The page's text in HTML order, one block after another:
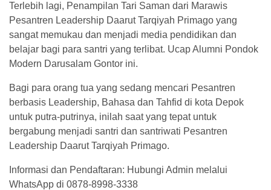
Terlebih lagi, Penampilan Tari Saman dari Marawis
Pesantren Leadership Daarut Tarqiyah Primago yang
sangat memukau dan menjadi media pendidikan dan
belajar bagi para santri yang terlibat. Ucap Alumni Pondok
Modern Darusalam Gontor ini.
Bagi para orang tua yang sedang mencari Pesantren
berbasis Leadership, Bahasa dan Tahfid di kota Depok
untuk putra-putrinya, inilah saat yang tepat untuk
bergabung menjadi santri dan santriwati Pesantren
Leadership Daarut Tarqiyah Primago.
Informasi dan Pendaftaran: Hubungi Admin melalui
WhatsApp di 0878-8998-3338